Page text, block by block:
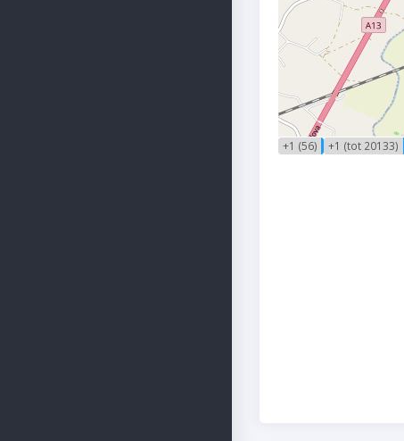
+1 (56)
+1 (tot 20133)